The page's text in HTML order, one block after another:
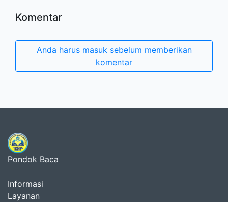
Komentar
Anda harus masuk sebelum memberikan
komentar
Pondok Baca
Informasi
Layanan